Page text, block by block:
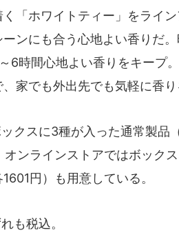
く「ホワイトティー」をライ
ンにも合う心地よい香りだ
6時間心地よい香りをキープ
家でも外出先でも気軽に香り
クスに3種が入った通常製品
オンラインストアではボック
円）も用意している。
も税込。